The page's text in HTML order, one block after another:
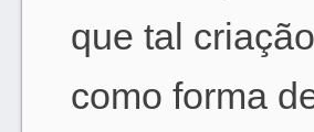
que tal
como forma